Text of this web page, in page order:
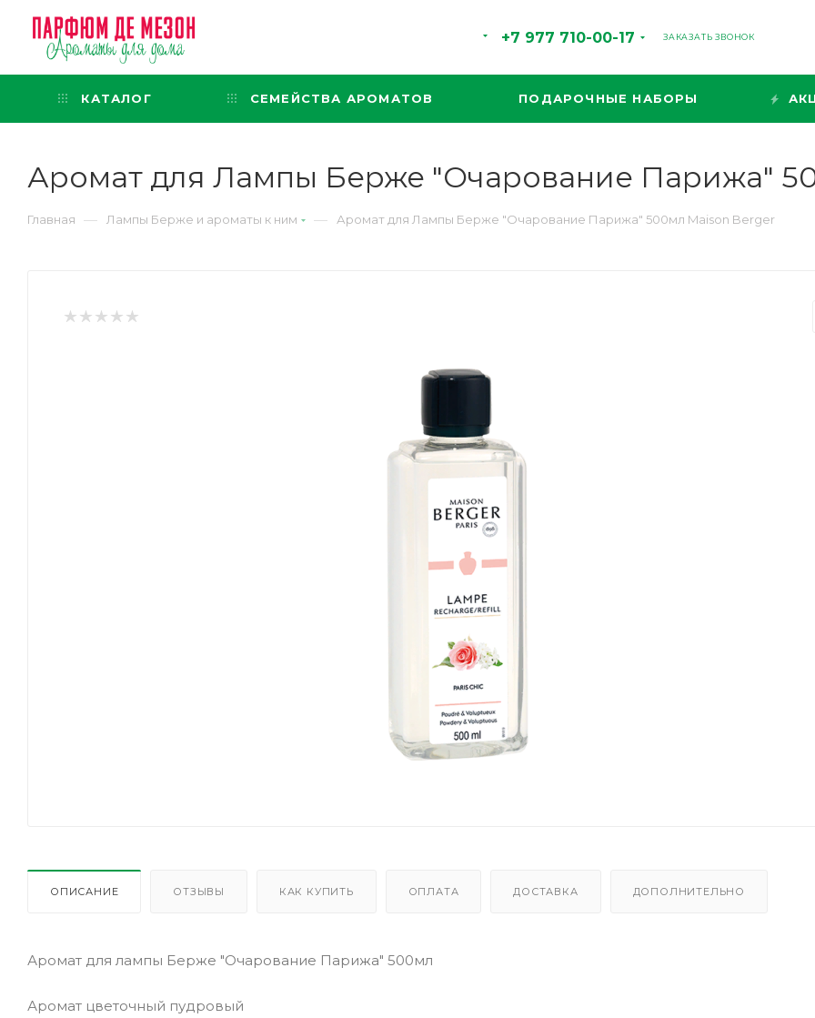
+7 977 710-00-17 ЗАКАЗАТЬ ЗВОНОК
КАТАЛОГ СЕМЕЙСТВА АРОМАТОВ ПОДАРОЧНЫЕ НАБОРЫ
Аромат для Лампы Берже "Очарование Парижа"
Главная — Лампы Берже и ароматы к ним — Аромат для Лампы Берже "Очарование Парижа" 500мл Maison Berger
ОПИСАНИЕ ОТЗЫВЫ КАК КУПИТЬ ОПЛАТА ДОСТАВКА ДОПОЛНИТЕЛЬНО
Аромат для лампы Берже "Очарование Парижа" 500мл
Аромат цветочный пудровый